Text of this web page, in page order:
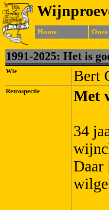
1991-2025: Het is
Wie Bert
Retrospectie Met
34
Daar
Home